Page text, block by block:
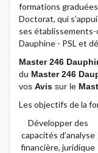
formations
Doctorat, qui
ses établissements-
Dauphine - PSL et
Master 246
du Master 246
vos Avis sur le
Les objectifs de la
Développer des
capacités d’analyse
financière, juridique